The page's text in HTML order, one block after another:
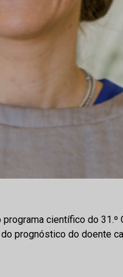
científico do
prognóstico do doente